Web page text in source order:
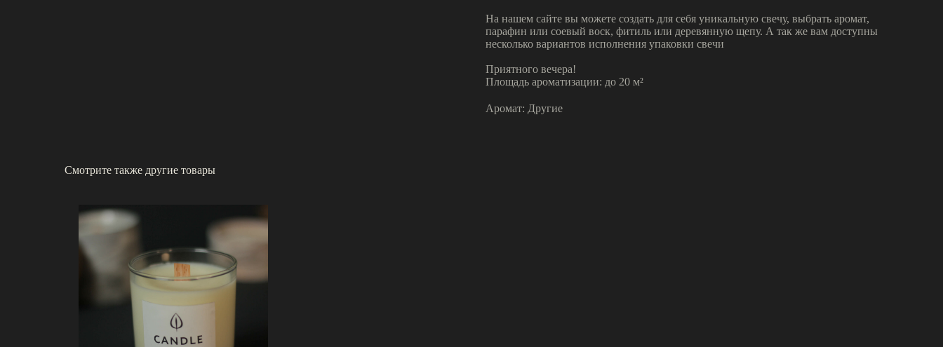
На нашем сайте вы можете создать для себя уникальную свечу, выбрать аромат,
парафин или соевый воск, фитиль или деревянную щепу. А так же вам доступны
несколько вариантов исполнения упаковки свечи
Приятного вечера!
Площадь ароматизации: до 20 м²
Аромат: Другие
Смотрите также другие товары